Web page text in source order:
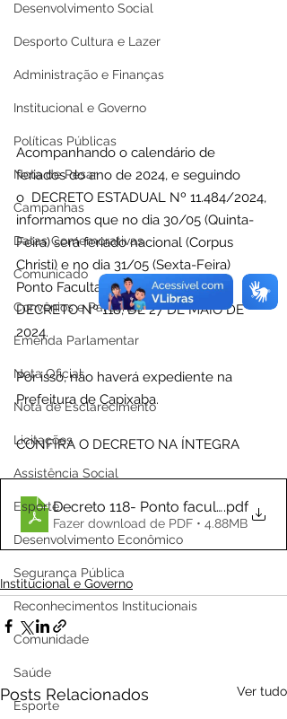
Desenvolvimento Social
Desporto Cultura e Lazer
Administração e Finanças
Institucional e Governo
Políticas Públicas
Nota de Pesar
Campanhas
Datas Comemorativas
Comunicado
Convênios e Parcerias
Emenda Parlamentar
Nota Oficial
Nota de Esclarecimento
Licitações
Assistência Social
Esporte
Desenvolvimento Econômico
Segurança Pública
Reconhecimentos Institucionais
Comunidade
Saúde
Esporte
Acompanhando o calendário de
feriados do ano de 2024, e seguindo
o  DECRETO ESTADUAL Nº 11.484/2024,
informamos que no dia 30/05 (Quinta-
Feira) será feriado nacional (Corpus
Christi) e no dia 31/05 (Sexta-Feira)
Ponto Facultativo, conforme o
DECRETO Nº 118, DE 27 DE MAIO DE
2024.
Por isso, não haverá expediente na
Prefeitura de Capixaba.
CONFIRA O DECRETO NA ÍNTEGRA
Decreto 118- Ponto facultativo dia 31
.pdf
Fazer download de PDF • 4.88MB
Institucional e Governo
Posts Relacionados Ver tudo